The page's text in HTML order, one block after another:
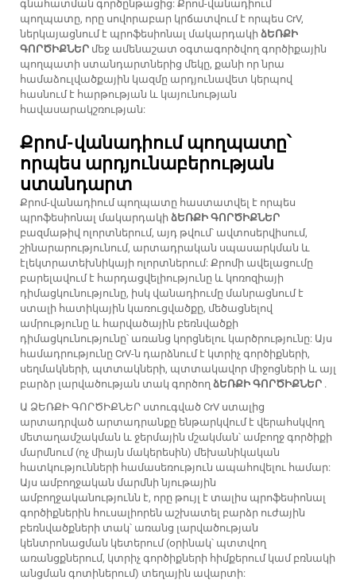
գնահատման գործընթացից: Քրոմ-վանադիում
պողպատը, որը սովորաբար կրճատվում է որպես CrV,
ներկայացնում է պրոֆեսիոնալ մակարդակի ձԵՌՔԻ
ԳՈՐԾԻՔՆԵՐ մեջ ամենաշատ օգտագործվող գործիքային
պողպատի ստանդարտներից մեկը, քանի որ նրա
համաձուլվածքային կազմը արդյունավետ կերպով
հասնում է հարթության և կայունության
հավասարակշռության:
Քրոմ-վանադիում պողպատը՝
որպես արդյունաբերության
ստանդարտ
Քրոմ-վանադիում պողպատը հաստատվել է որպես
պրոֆեսիոնալ մակարդակի ձԵՌՔԻ ԳՈՐԾԻՔՆԵՐ
բազմաթիվ ոլորտներում, այդ թվում՝ ավտոսերվիսում,
շինարարությունում, արտադրական սպասարկման և
էլեկտրատեխնիկայի ոլորտներում: Քրոմի ավելացումը
բարելավում է հարդացվելիությունը և կոռոզիայի
դիմացկունությունը, իսկ վանադիումը մանրացնում է
ստալի հատիկային կառուցվածքը, մեծացնելով
ամրությունը և հարվածային բեռնվածքի
դիմացկունությունը՝ առանց կորցնելու կարծրությունը: Այս
համադրությունը CrV-ն դարձնում է կտրիչ գործիքների,
սեղմակների, պտտակների, պտտակավոր միջոցների և այլ
բարձր լարվածության տակ գործող ձԵՌՔԻ ԳՈՐԾԻՔՆԵՐ .
Ա ՁԵՌՔԻ ԳՈՐԾԻՔՆԵՐ ստուգված CrV ստալից
արտադրված արտադրանքը ենթարկվում է վերահսկվող
մետաղամշակման և ջերմային մշակման՝ ամբողջ գործիքի
մարմնում (ոչ միայն մակերեսին) մեխանիկական
հատկությունների համասեռություն ապահովելու համար:
Այս ամբողջական մարմնի նյութային
ամբողջականությունն է, որը թույլ է տալիս պրոֆեսիոնալ
գործիքներին հուսալիորեն աշխատել բարձր ուժային
բեռնվածքների տակ՝ առանց լարվածության
կենտրոնացման կետերում (օրինակ՝ պտտվող
առանցքներում, կտրիչ գործիքների հիմքերում կամ բռնակի
անցման գոտիներում) տեղային ավարտի: